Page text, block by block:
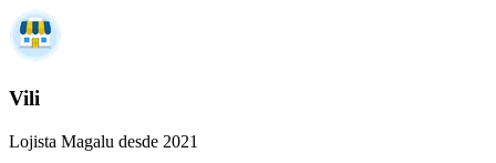
Vili
Lojista Magalu desde 2021